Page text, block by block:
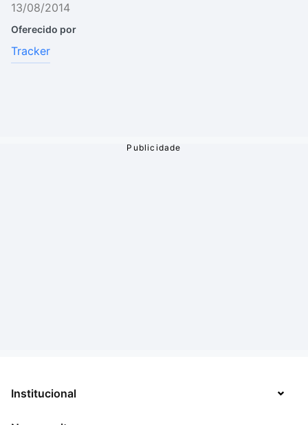
13/08/2014
Oferecido por
Tracker
Institucional